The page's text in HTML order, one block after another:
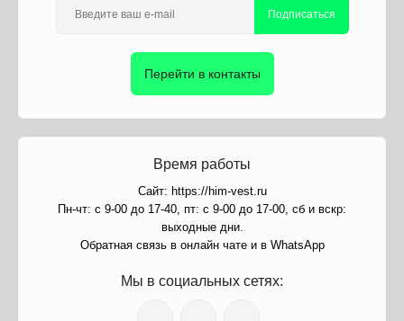
Подписаться
Перейти в контакты
Время работы
Сайт: https://him-vest.ru
Пн-чт: с 9-00 до 17-40, пт: с 9-00 до 17-00, сб и вскр:
выходные дни.
Обратная связь в онлайн чате и в WhatsApp
Мы в социальных сетях: